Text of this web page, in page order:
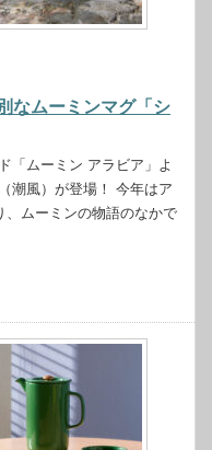
なムーミンマグ「シ
「ムーミン アラビア」よ
潮風）が登場！ 今年はア
、ムーミンの物語のなかで